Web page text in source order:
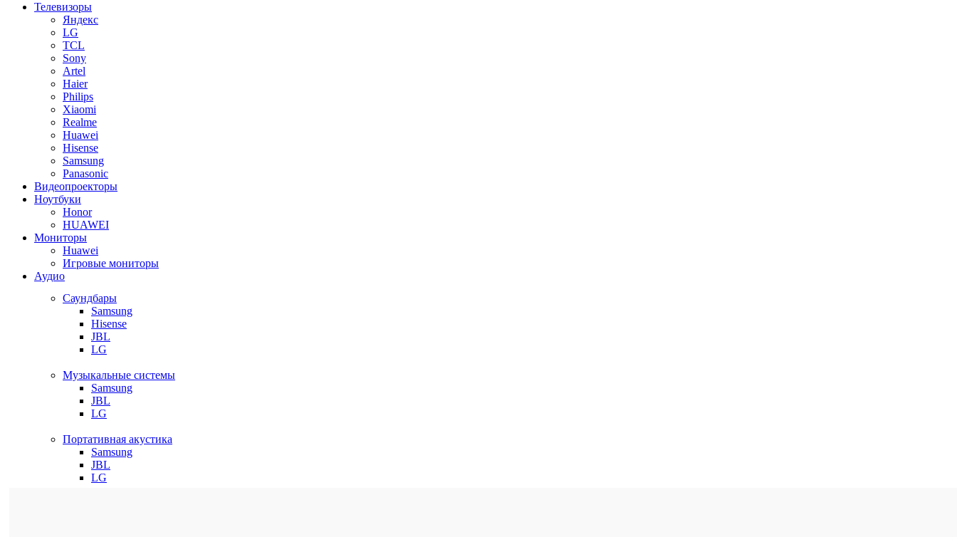
Телевизоры
Яндекс
LG
TCL
Sony
Artel
Haier
Philips
Xiaomi
Realme
Huawei
Hisense
Samsung
Panasonic
Видеопроекторы
Ноутбуки
Honor
HUAWEI
Мониторы
Huawei
Игровые мониторы
Аудио
Саундбары
Samsung
Hisense
JBL
LG
Музыкальные системы
Samsung
JBL
LG
Портативная акустика
Samsung
JBL
LG